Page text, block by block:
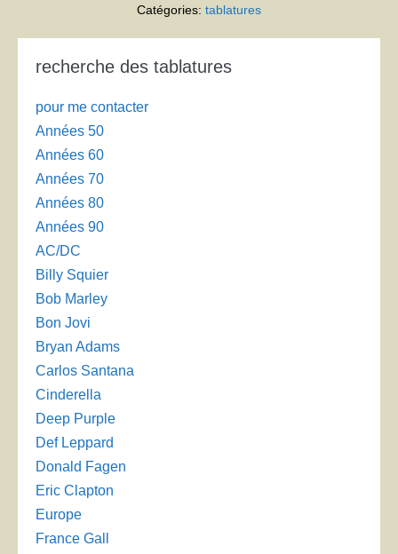
Catégories: tablatures
recherche des tablatures
pour me contacter
Années 50
Années 60
Années 70
Années 80
Années 90
AC/DC
Billy Squier
Bob Marley
Bon Jovi
Bryan Adams
Carlos Santana
Cinderella
Deep Purple
Def Leppard
Donald Fagen
Eric Clapton
Europe
France Gall